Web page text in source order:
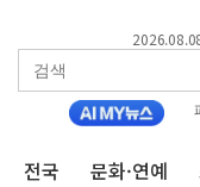
전국 문화·연예
북도, 호우 피해·통제구
성공...金 45.42% vs 鄭
...47.75% vs 42.08%